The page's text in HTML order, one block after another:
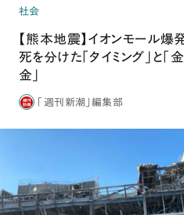
社会
【熊本地震】イオンモール爆
死を分けた「タイミング」と「
金」
「週刊新潮」編集部